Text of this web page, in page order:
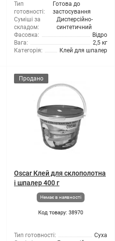
Тип
готовності:
Готова до
застосування
Суміші за
складом:
Дисперсійно-
синтетичний
Фасовка:
Відро
Вага:
2,5 кг
Категорія:
Клей для шпалер
Продано
Oscar Клей для склополотна
і шпалер 400 г
Немає в наявності
Код товару: 38970
Тип готовності:
Суха